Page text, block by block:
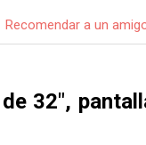
Recomendar a un
32",